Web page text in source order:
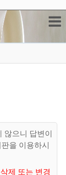
으니 답변이
을 이용하시
제 또는 변경